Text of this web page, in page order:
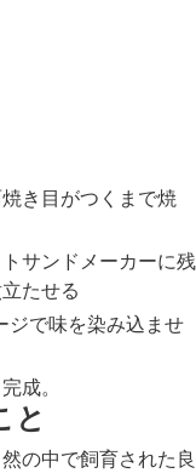
き目がつくまで焼
サンドメーカーに残
たせる
で味を染み込ませ
成。
と
の中で飼育された良